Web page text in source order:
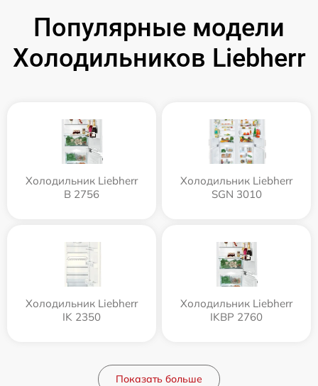
Популярные модели
Холодильников Liebherr
Холодильник Liebherr
B 2756
Холодильник Liebherr
SGN 3010
Холодильник Liebherr
IK 2350
Холодильник Liebherr
IKBP 2760
Показать больше